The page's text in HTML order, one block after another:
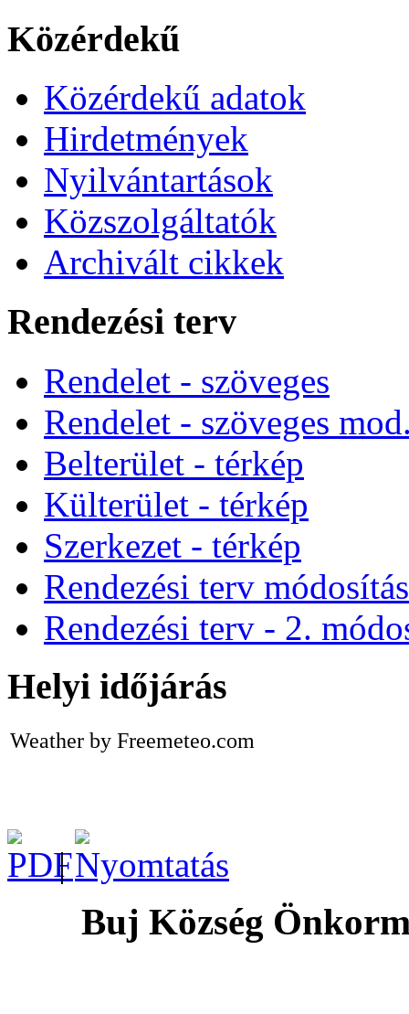
Közérdekű
Közérdekű adatok
Hirdetmények
Nyilvántartások
Közszolgáltatók
Archivált cikkek
Rendezési terv
Rendelet - szöveges
Rendelet - szöveges
Belterület - térkép
Külterület - térkép
Szerkezet - térkép
Rendezési terv
Rendezési terv - 2.
Helyi időjárás
Weather by Freemeteo.com
|
Buj Község